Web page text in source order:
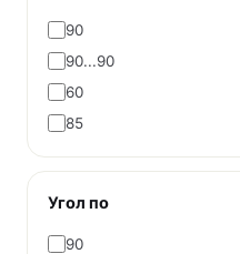
90
90...90
60
85
Угол по
90